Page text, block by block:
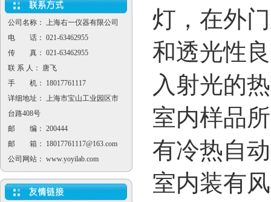
公司名称： 上海右一仪器有限公司
电 话： 021-63462955
传 真： 021-63462955
联 系 人： 唐飞
手 机： 18017761117
详细地址： 上海市宝山工业园区市
台路408号
邮 编： 200444
邮 箱：
18017761117@163.com
公司网站： www.yoyilab.com
灯，在外
和透光性
入射光的
室内样品
有冷热自
室内装有